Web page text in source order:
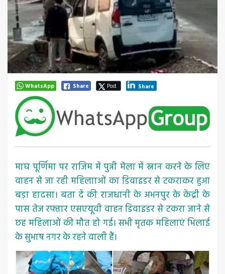
WhatsApp Share Post Share
माघ पूर्णिमा पर राजिम में पुन्नी मेला में स्नान करने के लिए
वाहन से जा रही महिलााओं का डिवाइडर से टकराकर हुआ
बड़ा हादसा। बता दें की राजधानी के अभनपुर के केंद्री के
पास तेज रफ्तार एसएयूवी वाहन डिवाइडर से टकरा जाने से
छह महिलाओं की मौत हो गई। सभी मृतक महिलाएं भिलाई
के सुभाष नगर के रहने वाली हैं।